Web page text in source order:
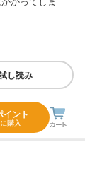
し読み
イント
購入